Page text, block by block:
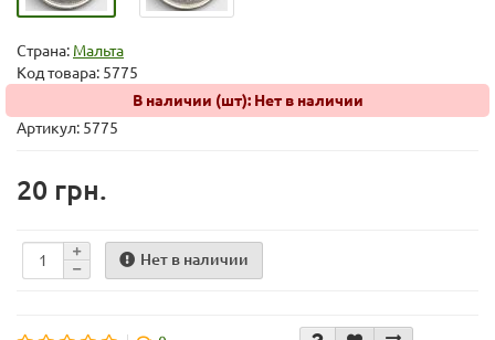
Страна: Мальта
Код товара: 5775
В наличии (шт): Нет в наличии
Артикул: 5775
20 грн.
Нет в наличии